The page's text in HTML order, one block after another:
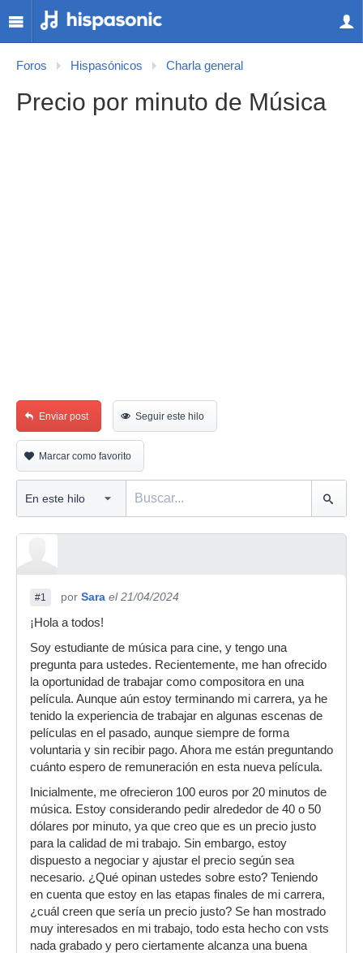
Foros Hispasónicos Charla general
Precio por minuto de Música
Enviar post Seguir este hilo
Marcar como favorito
#1 por Sara el 21/04/2024
¡Hola a todos!
Soy estudiante de música para cine, y tengo una
pregunta para ustedes. Recientemente, me han ofrecido
la oportunidad de trabajar como compositora en una
película. Aunque aún estoy terminando mi carrera, ya he
tenido la experiencia de trabajar en algunas escenas de
películas en el pasado, aunque siempre de forma
voluntaria y sin recibir pago. Ahora me están preguntando
cuánto espero de remuneración en esta nueva película.
Inicialmente, me ofrecieron 100 euros por 20 minutos de
música. Estoy considerando pedir alrededor de 40 o 50
dólares por minuto, ya que creo que es un precio justo
para la calidad de mi trabajo. Sin embargo, estoy
dispuesto a negociar y ajustar el precio según sea
necesario. ¿Qué opinan ustedes sobre esto? Teniendo
en cuenta que estoy en las etapas finales de mi carrera,
¿cuál creen que sería un precio justo? Se han mostrado
muy interesados en mi trabajo, todo esta hecho con vsts
nada grabado y pero ciertamente alcanza una buena